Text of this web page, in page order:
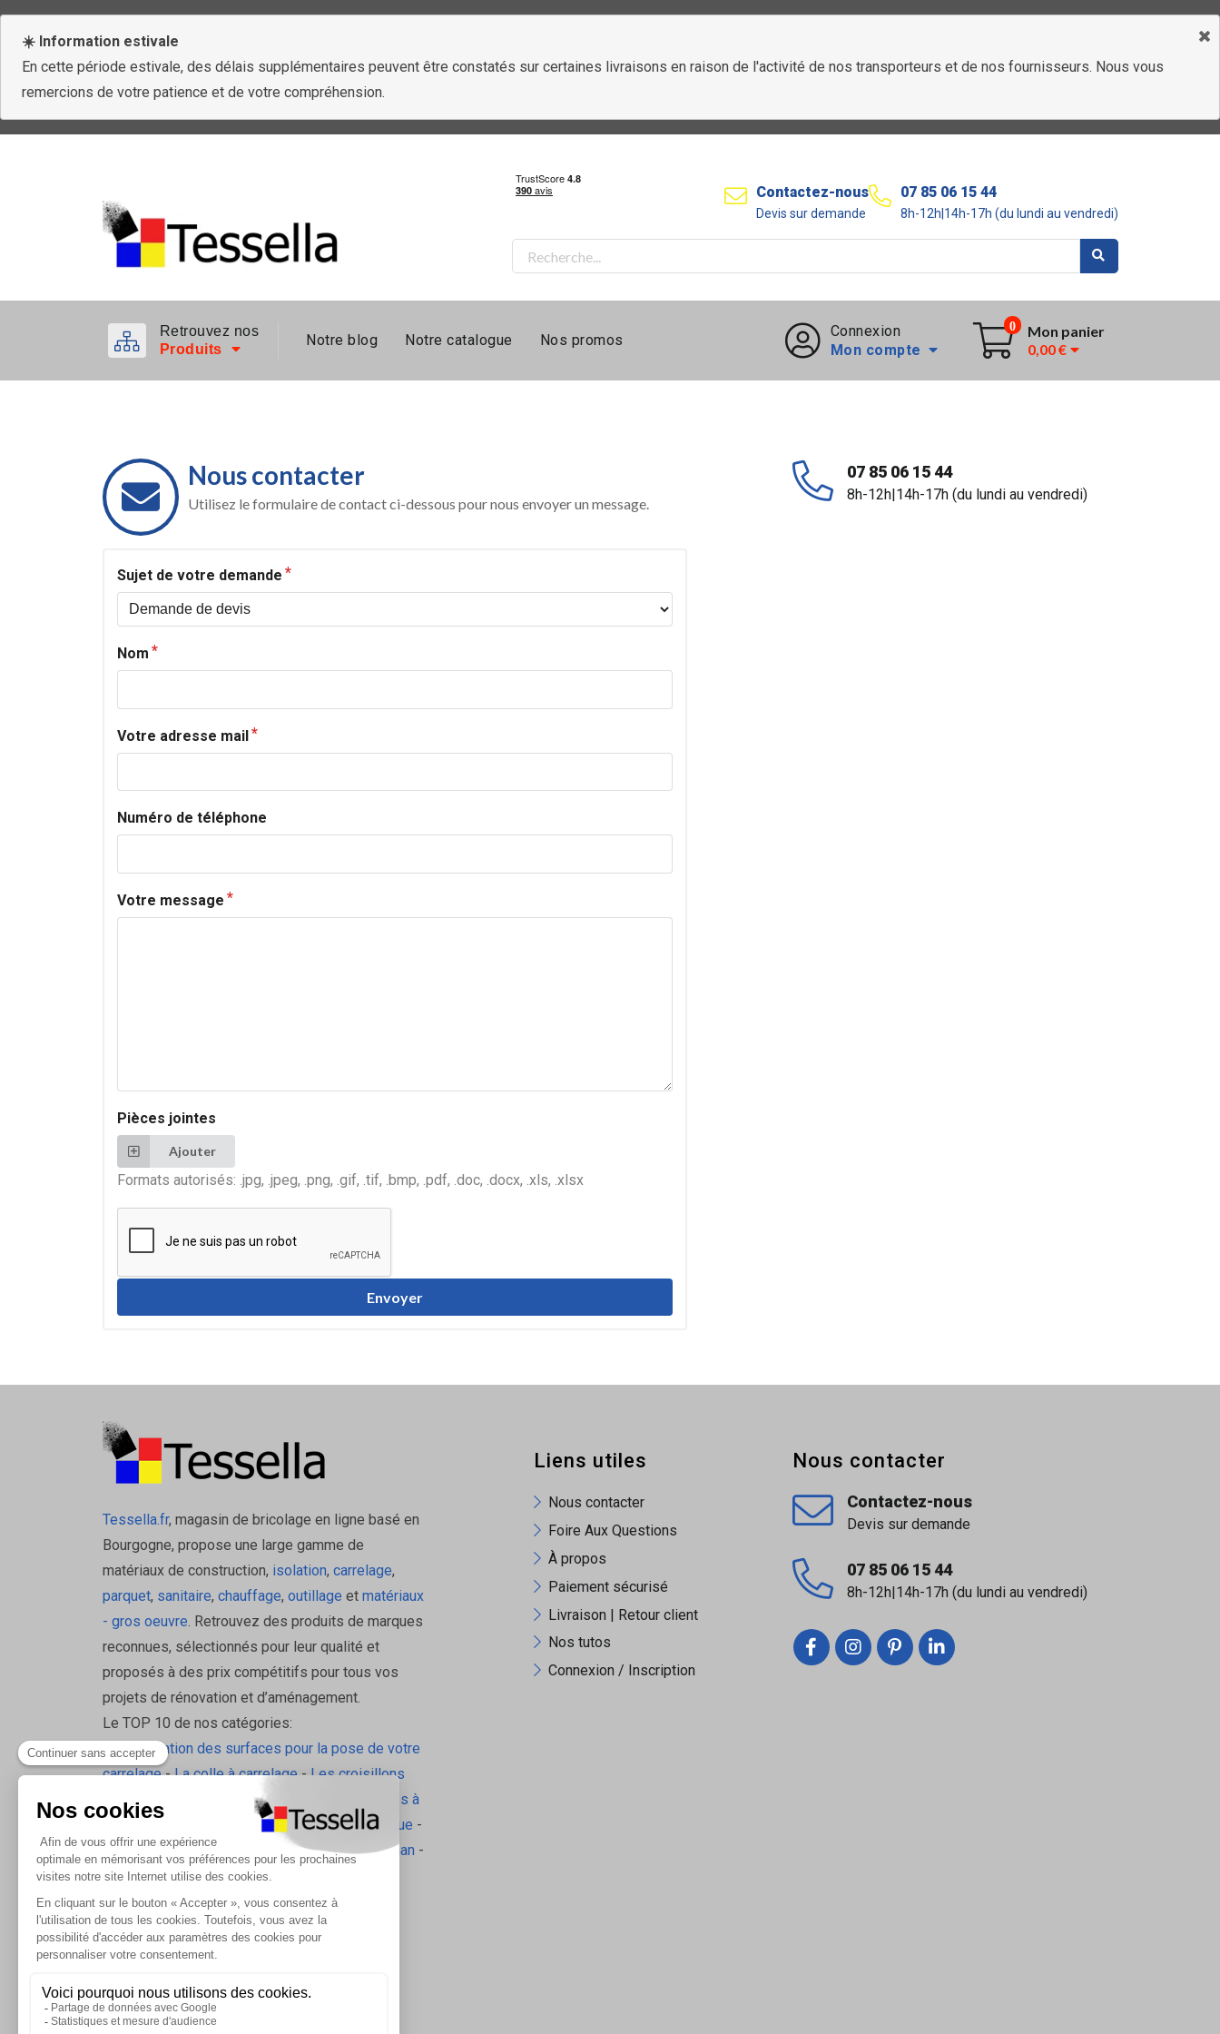
☀️ Information estivale
En cette période estivale, des délais supplémentaires peuvent être constatés sur certaines livraisons en raison de l'activité de nos transporteurs et de nos fournisseurs. Nous vous
remercions de votre patience et de votre compréhension.
Contactez-nous
Devis sur demande
07 85 06 15 44
8h-12h|14h-17h (du lundi au vendredi)
Retrouvez nos
Produits
Notre blog Notre catalogue Nos promos
Connexion
Mon compte
0
Mon panier
0,00 €
Nous contacter
Utilisez le formulaire de contact ci-dessous pour nous envoyer un message.
Sujet de votre demande
Nom
Votre adresse mail
Numéro de téléphone
Votre message
Pièces jointes
Ajouter
Formats autorisés: .jpg, .jpeg, .png, .gif, .tif, .bmp, .pdf, .doc, .docx, .xls, .xlsx
Envoyer
07 85 06 15 44
8h-12h|14h-17h (du lundi au vendredi)
Tessella.fr, magasin de bricolage en ligne basé en
Bourgogne, propose une large gamme de
matériaux de construction, isolation, carrelage,
parquet, sanitaire, chauffage, outillage et matériaux
- gros oeuvre. Retrouvez des produits de marques
reconnues, sélectionnés pour leur qualité et
proposés à des prix compétitifs pour tous vos
projets de rénovation et d’aménagement.
Le TOP 10 de nos catégories:
La préparation des surfaces pour la pose de votre
carrelage-La colle à carrelage- Les croisillons
pavilift
Le carrelage sol intérieur
Les plinthes à
-L'isolation écologique -
Les accessoires d'isolation
- Radiateurs Brugman -
Les tablettes de douche
Liens utiles
Nous contacter
Foire Aux Questions
À propos
Paiement sécurisé
Livraison | Retour client
Nos tutos
Connexion / Inscription
Nous contacter
Contactez-nous
Devis sur demande
07 85 06 15 44
8h-12h|14h-17h (du lundi au vendredi)